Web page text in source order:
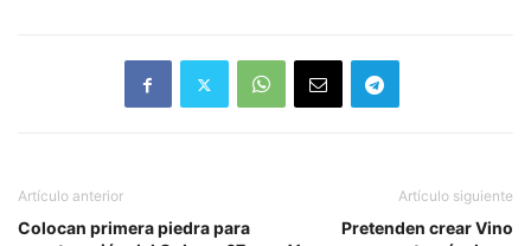
Artículo anterior
Colocan primera piedra para
Artículo siguiente
Pretenden crear Vino